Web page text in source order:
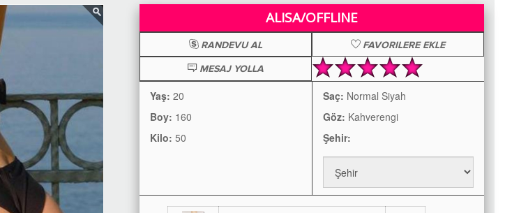
ALISA/OFFLINE
RANDEVU AL
FAVORILERE EKLE
MESAJ YOLLA
Yaş: 20
Boy: 160
Kilo: 50
Saç: Normal Siyah
Göz: Kahverengi
Şehir: